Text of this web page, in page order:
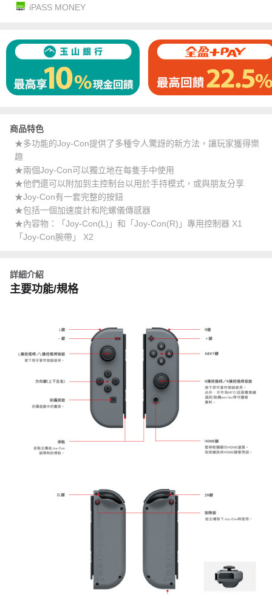
iPASS MONEY
商品特色
★多功能的Joy-Con提供了多種令人驚訝的新方法，讓玩家獲得樂
趣
★兩個Joy-Con可以獨立地在每隻手中使用
★他們還可以附加到主控制台以用於手持模式，或與朋友分享
★Joy-Con有一套完整的按鈕
★包括一個加速度計和陀螺儀傳感器
★內容物：「Joy-Con(L)」和「Joy-Con(R)」專用控制器 X1
「Joy-Con腕帶」 X2
詳細介紹
主要功能/規格